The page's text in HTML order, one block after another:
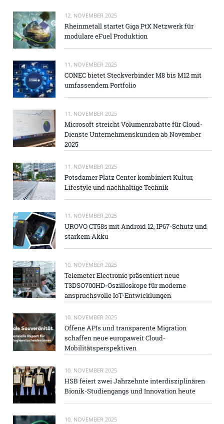
12. NOVEMBER 2025
Rheinmetall startet Giga PtX Netzwerk für
modulare eFuel Produktion
11. NOVEMBER 2025
CONEC bietet Steckverbinder M8 bis M12 mit
umfassendem Portfolio
11. NOVEMBER 2025
Microsoft streicht Volumenrabatte für Cloud-
Dienste Unternehmenskunden ab November
2025
11. NOVEMBER 2025
Potsdamer Platz Center kombiniert Kultur,
Lifestyle und nachhaltige Technik
11. NOVEMBER 2025
UROVO CT58s mit Android 12, IP67-Schutz und
starkem Akku
10. NOVEMBER 2025
Telemeter Electronic präsentiert neue
T3DSO700HD-Oszilloskope für moderne
anspruchsvolle IoT-Entwicklungen
10. NOVEMBER 2025
Offene APIs und transparente Migration
schaffen neue europaweit Cloud-
Mobilitätsperspektiven
10. NOVEMBER 2025
HSB feiert zwei Jahrzehnte interdisziplinären
Bionik-Studiengangs und Innovation heute
10. NOVEMBER 2025